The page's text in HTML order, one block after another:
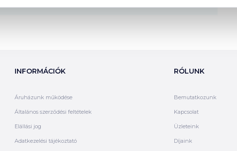
INFORMÁCIÓK
Áruházunk működése
Általános szerződési feltételek
Elállási jog
Adatkezelési tájékoztató
RÓLUNK
Bemutatkozunk
Kapcsolat
Üzleteink
Díjaink